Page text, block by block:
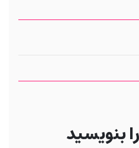
بنویسید